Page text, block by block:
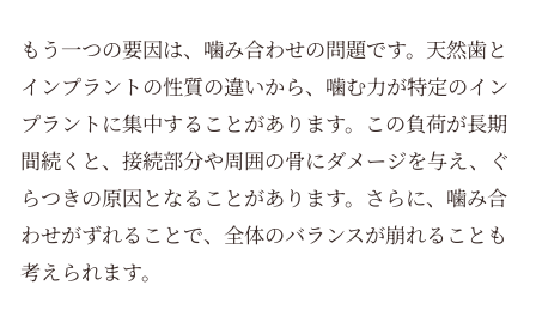
もう一つの要因は、噛み合わせの問題です。天然歯と
インプラントの性質の違いから、噛む力が特定のイン
プラントに集中することがあります。この負荷が長期
間続くと、接続部分や周囲の骨にダメージを与え、ぐ
らつきの原因となることがあります。さらに、噛み合
わせがずれることで、全体のバランスが崩れることも
考えられます。